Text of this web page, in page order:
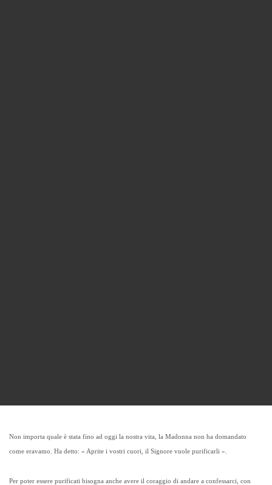
Non importa quale è stata fino ad oggi la nostra vita, la Madonna non ha domandato
come eravamo. Ha detto: « Aprite i vostri cuori, il Signore vuole purificarli ».
Per poter essere purificati bisogna anche avere il coraggio di andare a confessarci, con